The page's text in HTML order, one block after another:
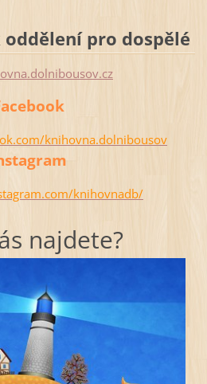
pro dospělé
knihovna.dolnibousov
knihovnadb/
najdete?